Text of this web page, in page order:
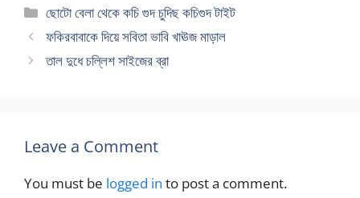
Categories
ছোটো বেলা থেকে কচি গুদ চুদিছ কচিগুদ টাইট
ফকিরবাবাকে দিয়ে সবিতা ভাবি খাঊজ মাড়াল
তাল দুধে চল্লিশ সাইজের ব্রা
Leave a Comment
You must be logged in to post a comment.